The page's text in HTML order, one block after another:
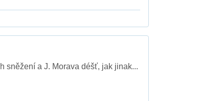
sněžení a J. Morava déšť, jak jinak...